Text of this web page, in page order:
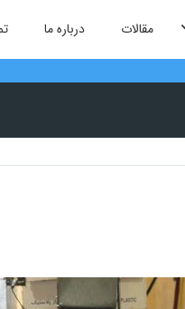
مقالات درباره ما